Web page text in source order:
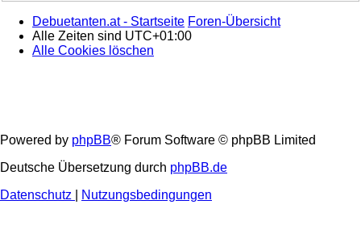
Debuetanten.at - Startseite Foren-Übersicht
Alle Zeiten sind UTC+01:00
Alle Cookies löschen
Powered by phpBB® Forum Software © phpBB Limited
Deutsche Übersetzung durch phpBB.de
Datenschutz
Nutzungsbedingungen